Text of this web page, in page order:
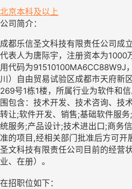
北京本科及以上
公司简介：
成都乐信圣文科技有限责任公司成
代表人为唐际宇，注册资本为1000
用代码为91510100MA6CC88W9J
川）自由贸易试验区成都市天府新
269号1栋1楼，所属行业为软件和
围包含：技术开发、技术咨询、技
转让;软件开发、销售;基础软件服
统服务;产品设计;技术进出口;商务
准的项目,经相关部门批准后方可开
圣文科技有限责任公司目前的经营
业、在册）。
在招职位如下：